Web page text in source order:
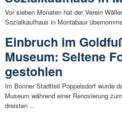
Vor sieben Monaten hat der Verein
Sozialkaufhaus in Montabaur
Einbruch im
Museum: Seltene
gestohlen
Im Bonner Stadtteil Poppelsdorf wurde
Museum während einer Renovierung
dreisten ...